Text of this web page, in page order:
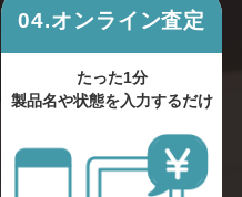
04.オンライン査定
たった1分
製品名や状態を入力するだけ